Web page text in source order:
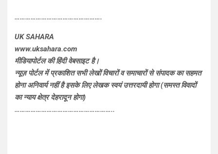
………………………………………….
UK SAHARA
www.uksahara.com
मीडियापोर्टल की हिंदी वेबसाइट है।
न्यूज़ पोर्टल में प्रकाशित सभी लेखों विचारों व समाचारों से संपादक का सहमत
होना अनिवार्य नहीं है इसके लिए लेखक स्वयं उत्तरदायी होगा (समस्त विवादों
का न्याय क्षेत्र देहरादून होगा)
………………………………………………..